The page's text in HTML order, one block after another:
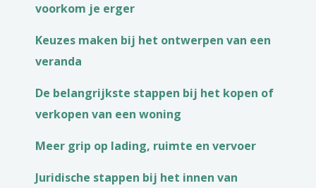
voorkom je erger
Keuzes maken bij het ontwerpen van een
veranda
De belangrijkste stappen bij het kopen of
verkopen van een woning
Meer grip op lading, ruimte en vervoer
Juridische stappen bij het innen van